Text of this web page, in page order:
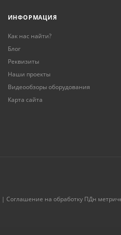
ИНФОРМАЦИЯ
Как нас найти?
Блог
Реквизиты
Наши проекты
Видеообзоры оборудования
Карта сайта
| Соглашение на обработку ПДн